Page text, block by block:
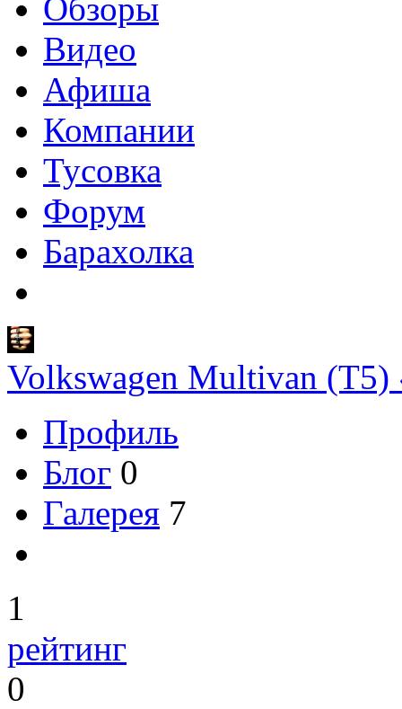
Обзоры
Видео
Афиша
Компании
Тусовка
Форум
Барахолка
Volkswagen Multivan (T5)
Профиль
Блог 0
Галерея 7
1
рейтинг
0